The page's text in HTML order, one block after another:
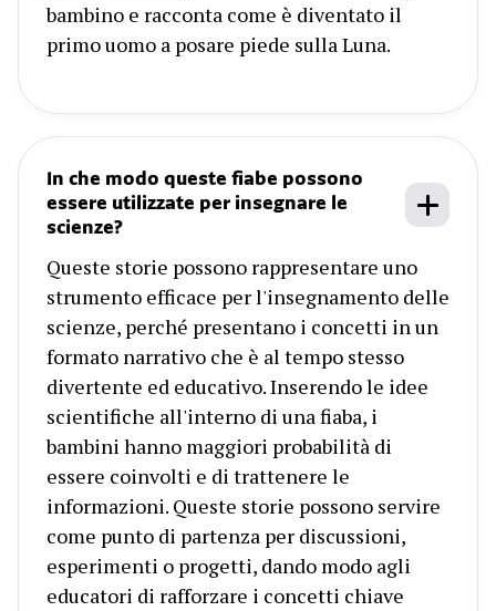
bambino e racconta come è diventato il
primo uomo a posare piede sulla Luna.
In che modo queste fiabe possono
essere utilizzate per insegnare le
scienze?
Queste storie possono rappresentare uno
strumento efficace per l'insegnamento delle
scienze, perché presentano i concetti in un
formato narrativo che è al tempo stesso
divertente ed educativo. Inserendo le idee
scientifiche all'interno di una fiaba, i
bambini hanno maggiori probabilità di
essere coinvolti e di trattenere le
informazioni. Queste storie possono servire
come punto di partenza per discussioni,
esperimenti o progetti, dando modo agli
educatori di rafforzare i concetti chiave